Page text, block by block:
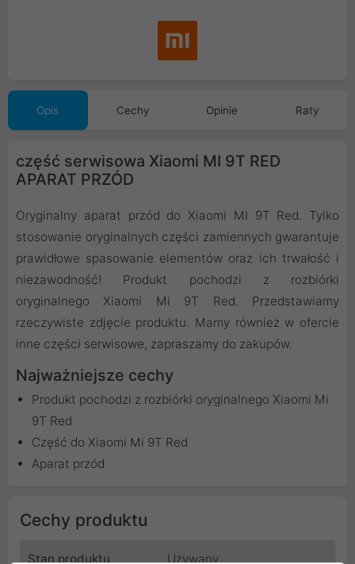
Opis Cechy Opinie Raty
część serwisowa Xiaomi MI 9T RED
APARAT PRZÓD
Oryginalny aparat przód do Xiaomi MI 9T Red. Tylko
stosowanie oryginalnych części zamiennych gwarantuje
prawidłowe spasowanie elementów oraz ich trwałość i
niezawodność! Produkt pochodzi z rozbiórki
oryginalnego Xiaomi Mi 9T Red. Przedstawiamy
rzeczywiste zdjęcie produktu. Mamy również w ofercie
inne części serwisowe, zapraszamy do zakupów.
Najważniejsze cechy
Produkt pochodzi z rozbiórki oryginalnego Xiaomi Mi
9T Red
Część do Xiaomi Mi 9T Red
Aparat przód
Cechy produktu
Stan produktu Używany